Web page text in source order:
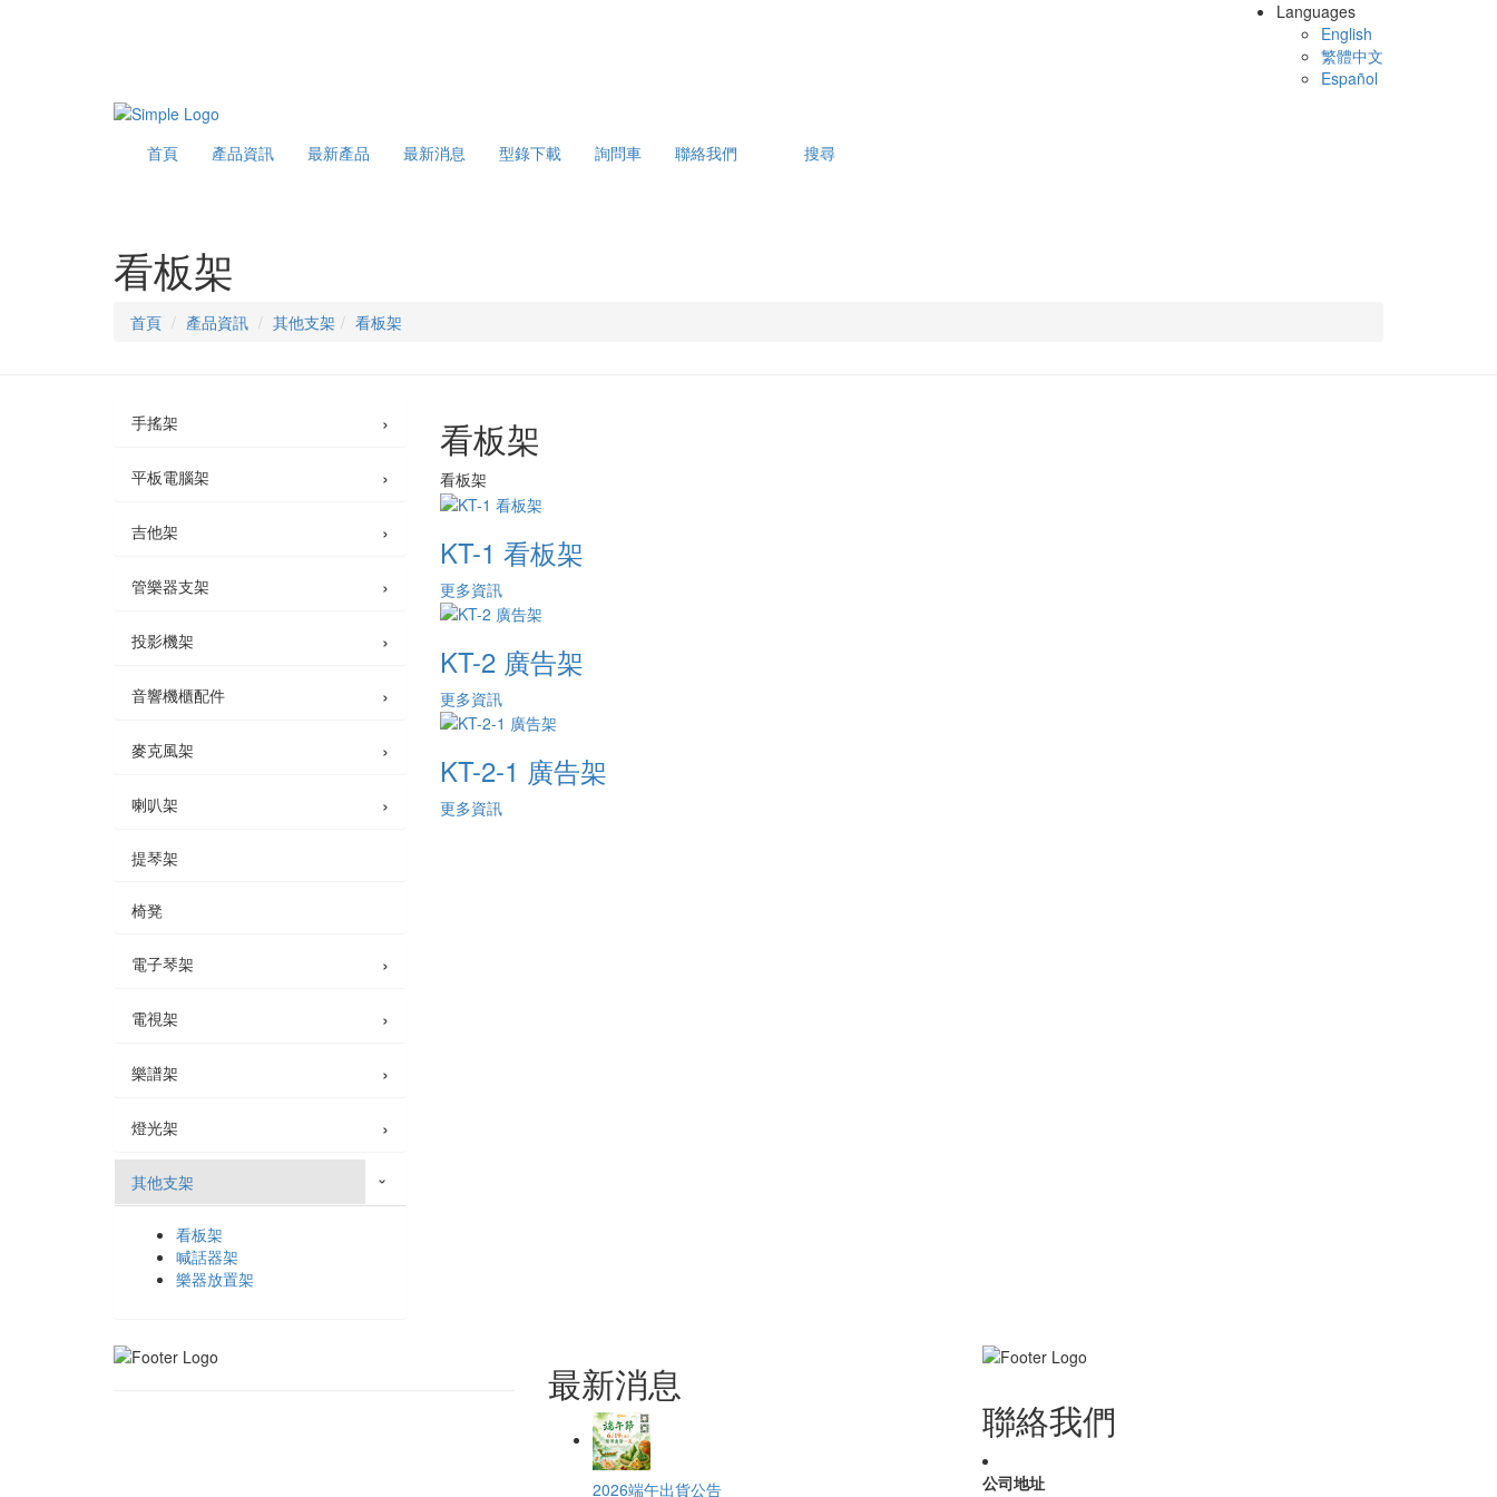
Languages
English
繁體中文
Español
首頁 產品資訊 最新產品 最新消息 型錄下載 詢問車 聯絡我們 搜尋
看板架
首頁 產品資訊 其他支架 看板架
看板架
看板架
KT-1 看板架
更多資訊
KT-2 廣告架
更多資訊
KT-2-1 廣告架
更多資訊
手搖架 ›
平板電腦架 ›
吉他架 ›
管樂器支架 ›
投影機架 ›
音響機櫃配件 ›
麥克風架 ›
喇叭架 ›
提琴架
椅凳
電子琴架 ›
電視架 ›
樂譜架 ›
燈光架 ›
其他支架 ›
看板架
喊話器架
樂器放置架
最新消息
2026端午出貨公告
聯絡我們
公司地址